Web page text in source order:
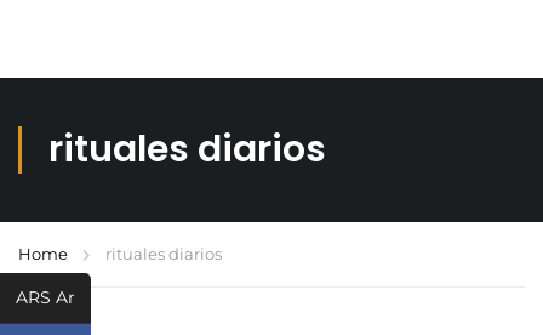
rituales diarios
Home rituales diarios
ARS Ar